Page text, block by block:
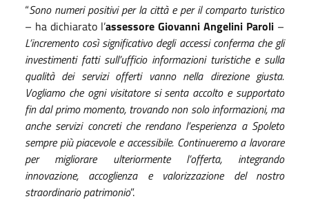
“Sono numeri positivi per la città e per il comparto turistico
– ha dichiarato l’assessore Giovanni Angelini Paroli –
L’incremento così significativo degli accessi conferma che gli
investimenti fatti sull’ufficio informazioni turistiche e sulla
qualità dei servizi offerti vanno nella direzione giusta.
Vogliamo che ogni visitatore si senta accolto e supportato
fin dal primo momento, trovando non solo informazioni, ma
anche servizi concreti che rendano l’esperienza a Spoleto
sempre più piacevole e accessibile. Continueremo a lavorare
per migliorare ulteriormente l’offerta, integrando
innovazione, accoglienza e valorizzazione del nostro
straordinario patrimonio”.